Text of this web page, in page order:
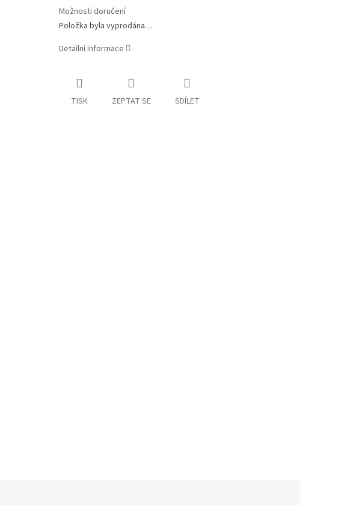
Možnosti doručení
Položka byla vyprodána…
Detailní informace
TISK ZEPTAT SE SDÍLET